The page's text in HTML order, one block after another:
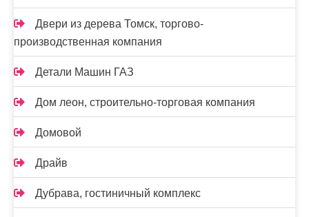
Двери из дерева Томск, торгово-
производственная компания
Детали Машин ГАЗ
Дом леон, строительно-торговая компания
Домовой
Драйв
Дубрава, гостиничный комплекс